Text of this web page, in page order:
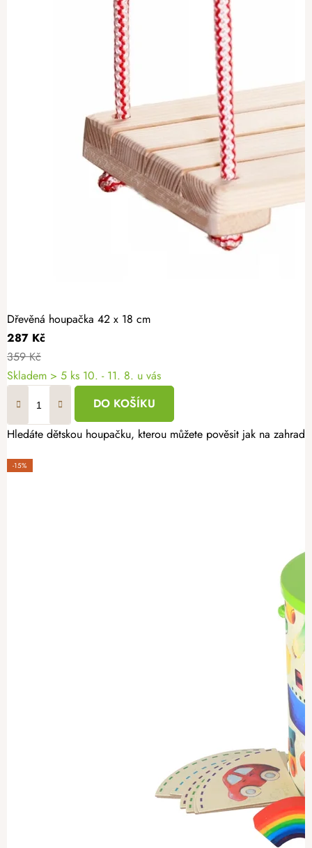
Dřevěná houpačka 42 x 18 cm
287 Kč
359 Kč
Skladem > 5 ks 10. - 11. 8. u vás
DO KOŠÍKU
Hledáte dětskou houpačku, kterou můžete pověsit jak na
-15%